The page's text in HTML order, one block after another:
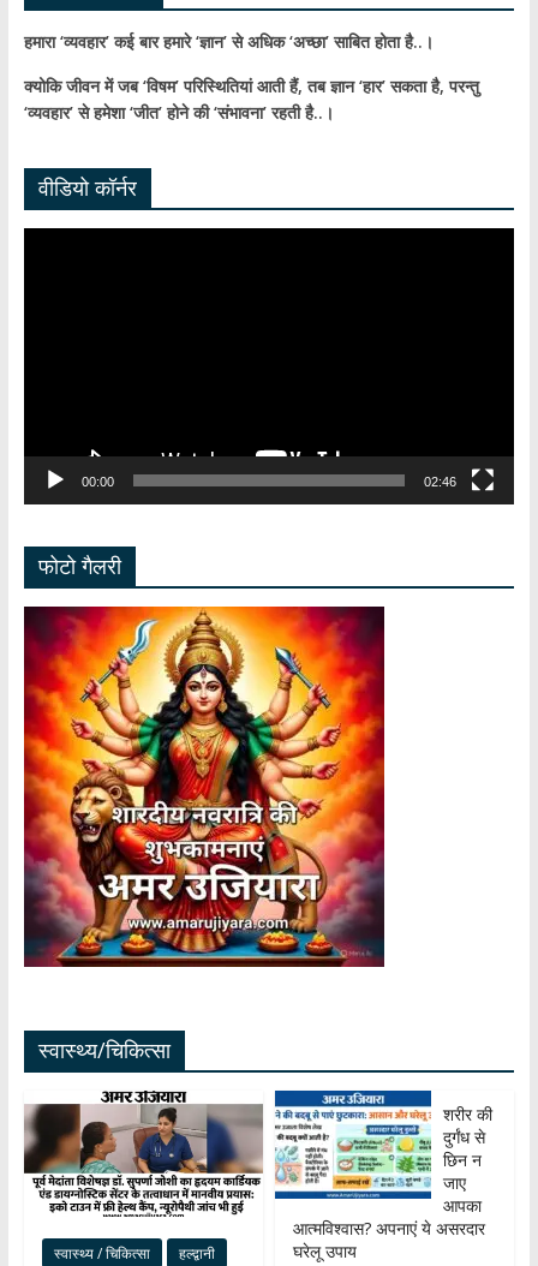
हमारा ‘व्यवहार’ कई बार हमारे ‘ज्ञान’ से अधिक ‘अच्छा’ साबित होता है..।
क्योकि जीवन में जब ‘विषम’ परिस्थितियां आती हैं,तब ज्ञान ‘हार’ सकता है,परन्तु
‘व्यवहार’ से हमेशा ‘जीत’ होने की ‘संभावना’ रहती है..।
वीडियो कॉर्नर
00:00 02:46
फोटो गैलरी
स्वास्थ्य/चिकित्सा
स्वास्थ्य / चिकित्सा हल्द्वानी
शरीर की
दुर्गंध से
छिन न
जाए
आपका
आत्मविश्वास? अपनाएं ये असरदार
घरेलू उपाय